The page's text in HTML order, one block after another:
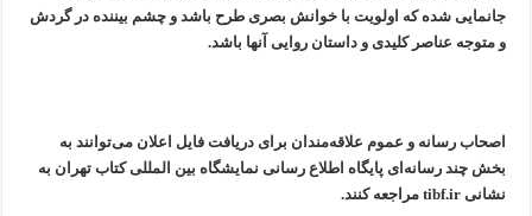
جانمایی شده که اولویت با خوانش بصری طرح باشد و چشم بیننده در گردش
و متوجه عناصر کلیدی و داستان روایی آنها باشد.
اصحاب رسانه و عموم علاقه‌مندان برای دریافت فایل اعلان می‌توانند به
بخش چند رسانه‌ای پایگاه اطلاع رسانی نمایشگاه بین المللی کتاب تهران به
نشانی tibf.ir مراجعه کنند.